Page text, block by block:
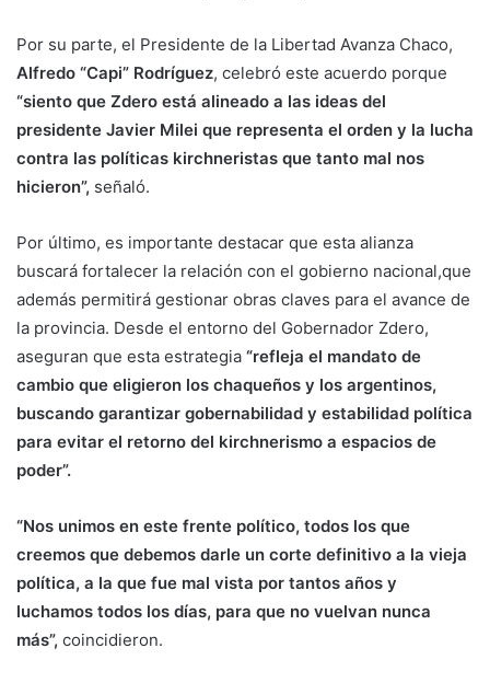
Por su parte, el Presidente de la Libertad Avanza Chaco,
Alfredo “Capi” Rodríguez, celebró este acuerdo porque
“siento que Zdero está alineado a las ideas del
presidente Javier Milei que representa el orden y la lucha
contra las políticas kirchneristas que tanto mal nos
hicieron”, señaló.
Por último, es importante destacar que esta alianza
buscará fortalecer la relación con el gobierno nacional,que
además permitirá gestionar obras claves para el avance de
la provincia. Desde el entorno del Gobernador Zdero,
aseguran que esta estrategia “refleja el mandato de
cambio que eligieron los chaqueños y los argentinos,
buscando garantizar gobernabilidad y estabilidad política
para evitar el retorno del kirchnerismo a espacios de
poder”.
“Nos unimos en este frente político, todos los que
creemos que debemos darle un corte definitivo a la vieja
política, a la que fue mal vista por tantos años y
luchamos todos los días, para que no vuelvan nunca
más”, coincidieron.